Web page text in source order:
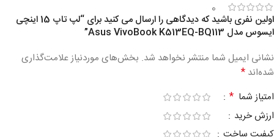
0
اولین نفری باشید که دیدگاهی را ارسال می کنید برای “لپ تاپ 15 اینچی
ایسوس مدل Asus VivoBook K513EQ-BQ113”
نشانی ایمیل شما منتشر نخواهد شد. بخش‌های موردنیاز علامت‌گذاری
شده‌اند *
امتیاز شما *
ارزش خرید